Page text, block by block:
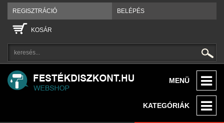
REGISZTRÁCIÓ BELÉPÉS
KOSÁR
MENÜ
KATEGÓRIÁK